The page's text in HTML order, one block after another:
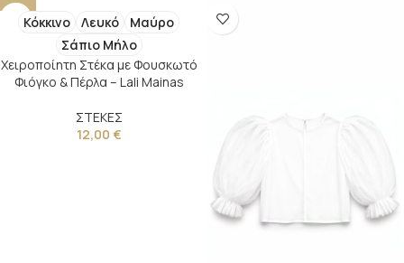
Κόκκινο Λευκό
Μαύρο
Σάπιο Μήλο
Χειροποίητη Στέκα με Φουσκωτό
Φιόγκο & Πέρλα – Lali Mainas
ΣΤΕΚΕΣ
12,00 €